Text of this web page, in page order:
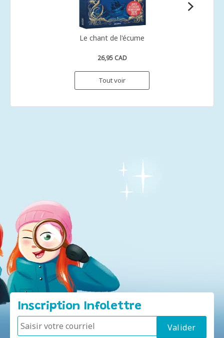
Le chant de l'écume
26,95 CAD
Tout voir
Inscription Infolettre